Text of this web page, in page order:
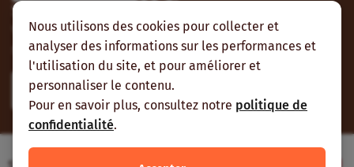
Nous utilisons des cookies pour collecter et
analyser des informations sur les performances et
l'utilisation du site, et pour améliorer et
personnaliser le contenu.
Pour en savoir plus, consultez notre politique de
confidentialité.
Suivez-nous
Vous pouvez aussi vous abonner à nos flux RSS et nous
suivre sur les réseaux sociaux.